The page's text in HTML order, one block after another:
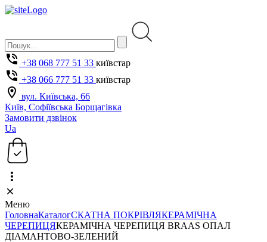
+38 068 777 51 33 київстар
+38 066 777 51 33 київстар
вул. Київська, 66
Київ, Софіївська Борщагівка
Замовити дзвінок
Ua
Меню
ГоловнаКаталогСКАТНА ПОКРІВЛЯКЕРАМІЧНА
ЧЕРЕПИЦЯКЕРАМІЧНА ЧЕРЕПИЦЯ BRAAS ОПАЛ
ДІАМАНТОВО-ЗЕЛЕНИЙ